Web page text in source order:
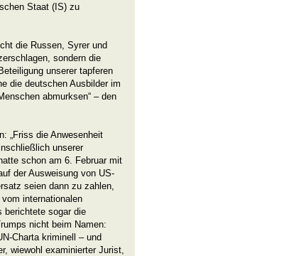
Staat (IS) zu
die Russen, Syrer und
sondern die
unserer tapferen
die deutschen Ausbilder im
abmurksen“ – den
„Friss die Anwesenheit
unserer
schon am 6. Februar mit
der Ausweisung von US-
seien dann zu zahlen,
internationalen
berichtete sogar die
nicht beim Namen:
Charta kriminell – und
wiewohl examinierter Jurist,